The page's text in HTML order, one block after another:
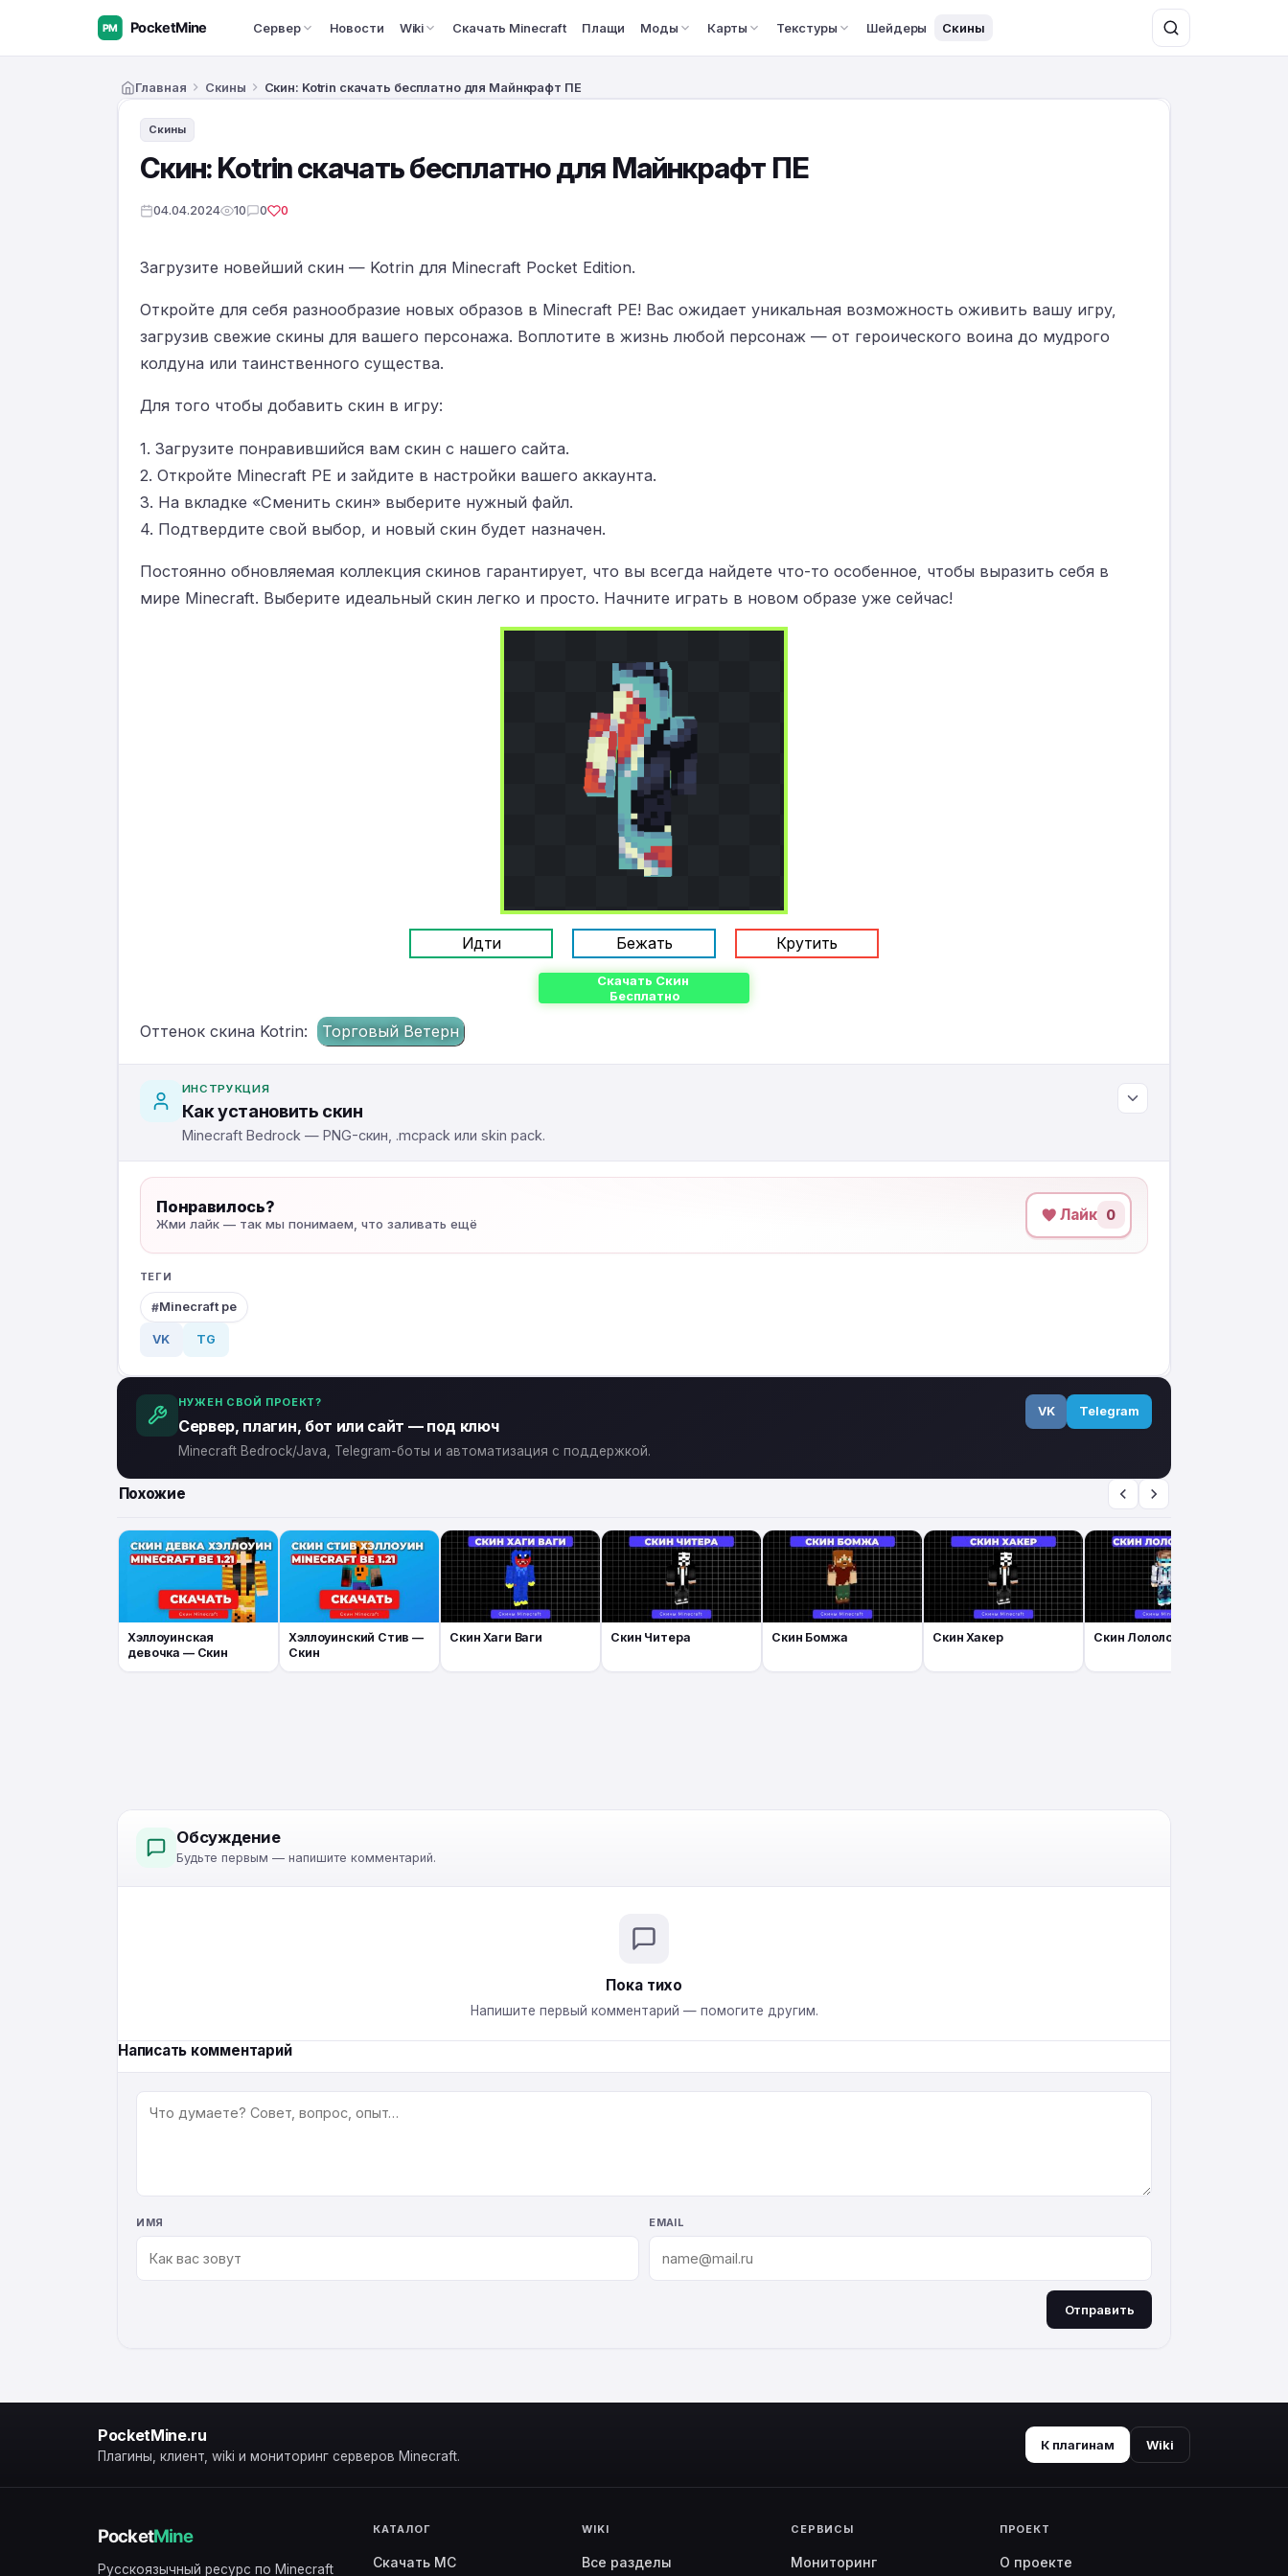
Сервер Новости Wiki Скачать Minecraft Плащи Моды Карты Текстуры Шейдеры Скины
Главная Скины Скин: Kotrin скачать бесплатно для Майнкрафт ПЕ
Скины
Скин: Kotrin скачать бесплатно для Майнкрафт ПЕ
04.04.2024 10 0 0
Загрузите новейший скин — Kotrin для Minecraft Pocket Edition.
Откройте для себя разнообразие новых образов в Minecraft PE! Вас ожидает уникальная возможность оживить вашу игру,
загрузив свежие скины для вашего персонажа. Воплотите в жизнь любой персонаж — от героического воина до мудрого
колдуна или таинственного существа.
Для того чтобы добавить скин в игру:
1. Загрузите понравившийся вам скин с нашего сайта.
2. Откройте Minecraft PE и зайдите в настройки вашего аккаунта.
3. На вкладке «Сменить скин» выберите нужный файл.
4. Подтвердите свой выбор, и новый скин будет назначен.
Постоянно обновляемая коллекция скинов гарантирует, что вы всегда найдете что-то особенное, чтобы выразить себя в
мире Minecraft. Выберите идеальный скин легко и просто. Начните играть в новом образе уже сейчас!
Идти Бежать Крутить
Скачать Скин
Бесплатно
Оттенок скина Kotrin: Торговый Ветерн
ИНСТРУКЦИЯ
Как установить скин
Minecraft Bedrock — PNG-скин, .mcpack или skin pack.
Понравилось?
Жми лайк — так мы понимаем, что заливать ещё Лайк 0
ТЕГИ
Minecraft pe
VK TG
НУЖЕН СВОЙ ПРОЕКТ?
Сервер, плагин, бот или сайт — под ключ
Minecraft Bedrock/Java, Telegram-боты и автоматизация с поддержкой.
VK Telegram
Похожие
Хэллоуинская
девочка — Скин
Хэллоуинский Стив —
Скин
Скин Хаги Ваги Скин Читера Скин Бомжа Скин Хакер Скин Лололошка
Обсуждение
Будьте первым — напишите комментарий.
Пока тихо
Напишите первый комментарий — помогите другим.
Написать комментарий
КОММЕНТАРИЙ
ИМЯ EMAIL
Отправить
PocketMine.ru
Плагины, клиент, wiki и мониторинг серверов Minecraft.
К плагинам Wiki
Русскоязычный ресурс по Minecraft
КАТАЛОГ
Скачать MC
WIKI
Все разделы
СЕРВИСЫ
Мониторинг
ПРОЕКТ
О проекте